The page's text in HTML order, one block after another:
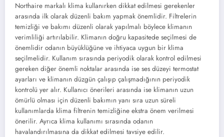
Northaire markalı klima kullanırken dikkat edilmesi gerekenler
arasında ilk olarak düzenli bakım yapmak önemlidir. Filtrelerin
temizliği ve bakımı düzenli olarak yapılmalı böylece klimanın
verimliliği artırılabilir. Klimanın doğru kapasitede seçilmesi de
önemlidir odanın büyüklüğüne ve ihtiyaca uygun bir klima
seçilmelidir. Kullanım sırasında periyodik olarak kontrol edilmesi
gereken diğer önemli noktalar arasında ise ses düzeyi termostat
ayarları ve klimanın düzgün çalışıp çalışmadığının periyodik
kontrolü yer alır. Kullanıcı önerileri arasında ise klimanın uzun
ömürlü olması için düzenli bakımın yanı sıra uzun süreli
kullanımlarda klima filtrenin temizliğine ekstra önem verilmesi
önerilir. Ayrıca klima kullanımı sırasında odanın
havalandırılmasına da dikkat edilmesi tavsiye edilir.